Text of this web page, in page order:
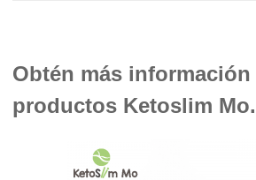
Obtén más
productos Ketoslim Mo.